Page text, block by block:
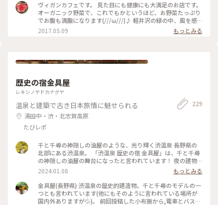
ヴィガンカフェです。 見た目にも健康にも大満足のお店です。
オーガニック野菜で、これでもかというほど、お野菜たっぷり
でお腹も満腹になります(///ω///)♪ 軽井沢の緑の中、風を感
じながら、ゆったり朝食が楽しめます❤ #かおる #野菜 #オ
ーガニック野菜 #朝食 #軽井沢 #風 #緑 #カフェ #自
2017.05.09 もっとみる
歴史の宿金具屋
レキシノヤドカナグヤ
温泉と建築で古き日本旅情に魅せられる
湯田中・渋・北志賀高原
たびレポ
229
千と千尋の神隠しの油屋のような、光り輝く渋温泉 長野県の
北部にある渋温泉。 「渋温泉 歴史の宿 金具屋」は、千と千尋
の神隠しの油屋の舞台になったと言われています！ 夜の建物
は、本当に綺麗でした...！✨️ 渋温泉は、9つの外湯があり、「9
湯めぐり」ができます！ 熱い温泉に浸かって、寒い外気にあた
って、綺麗な夜景を眺めて... そんな素敵な冬を過ごすことが出
来ました☃❄ #冬の旅 #ベストトリップ2023 #私のことりっぷ
旅 #渋温泉 #長野旅行 #金具屋
2024.01.08
もっとみる
金具屋(長野県) 渋温泉の歴史的建造物。千と千尋のモデルの一
つとも言われています(他にもそのように言われている場所が
国内外ありますが💦)。 前回投稿した小布施から,電車とバスで